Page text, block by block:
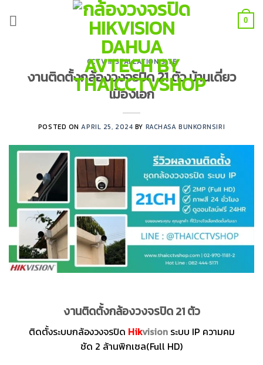
0
CCTV INSTALLATION SITE
งานติดตั้งกล้องวงจรปิด 21 ตัว บ้านเดี่ยว
เมืองเอก
POSTED ONAPRIL 25, 2024 BY RACHASA BUNKORNSIRI
งานติดตั้งกล้องวงจรปิด 21 ตัว
ติดตั้งระบบกล้องวงจรปิด Hikvisionระบบ IP ความคม
ชัด 2 ล้านพิกเซล(Full HD)